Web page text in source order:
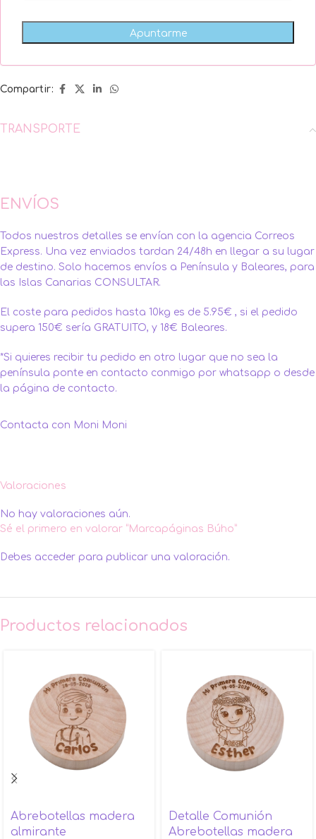
Compartir:
TRANSPORTE
ENVÍOS
Todos nuestros detalles se envían con la agencia Correos
Express. Una vez enviados tardan 24/48h en llegar a su lugar
de destino. Solo hacemos envíos a Península y Baleares, para
las Islas Canarias CONSULTAR.
El coste para pedidos hasta 10kg es de 5.95€ , si el pedido
supera 150€ sería GRATUITO, y 18€ Baleares.
*Si quieres recibir tu pedido en otro lugar que no sea la
península ponte en contacto conmigo por whatsapp o desde
la página de contacto.
Contacta con Moni Moni
Valoraciones
No hay valoraciones aún.
Sé el primero en valorar “Marcapáginas Búho”
Debes acceder para publicar una valoración.
Productos relacionados
Abrebotellas madera
almirante
Detalle Comunión
Abrebotellas madera